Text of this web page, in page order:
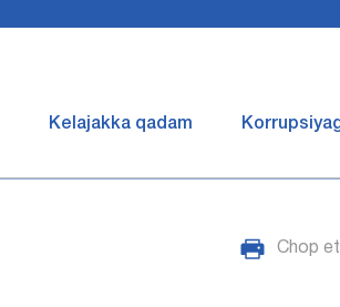
Kelajakka qadam
Chop